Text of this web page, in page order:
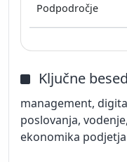
Ključne
management,
poslovanja,
ekonomika podjetja